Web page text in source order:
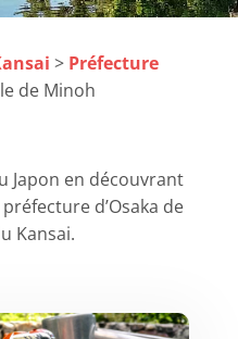
> Préfecture
de Minoh
Japon en découvrant
d’Osaka de
Kansai.